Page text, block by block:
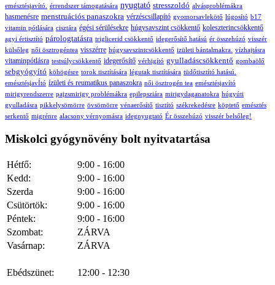
emésztésjavító.
érrendszer támogatására nyugtató stresszoldó alvásproblémákra
hasmenésre menstruációs panaszokra vérzéscsillapító gyomorsavlekötő lúgosító b17
vitamin pótlására cisztára égési sérülésekre húgysavszint csökkentő koleszterincsökkentő
agyi értisztító párologtatásra triglicerid csökkentő idegerősítő hatású ér összehúzó visszér
külsőleg női ösztrogéntea visszérre húgysavszintcsökkentő izületi bántalmakra. vízhajtásra
vitaminpótlásra testsúlycsökkentő idegerősítő vérhigító gyulladáscsökkentő gombaölő
sebgyógyító köhögésre torok tisztítására légutak tisztítására tüdőtisztító hatású.
emésztésjavÍtó ízületi és reumatikus panaszokra női ösztrogén tea emésztésjavító
mirigyrendszerre pajzsmirigy problémákra epilepsziára mirigydaganatokra húgyúti
gyulladásra pikkelysömörre övsömörre vénaerősítő tisztító székrekedésre köptető emésztés
serkentő migrénre alacsony vérnyomásra idegnyugtató Ér összehúzó visszér belsőleg!
Miskolci gyógynövény bolt nyitvatartása
Hétfő:
9:00 - 16:00
Kedd:
9:00 - 16:00
Szerda
9:00 - 16:00
Csütörtök:
9:00 - 16:00
Péntek:
9:00 - 16:00
Szombat:
ZÁRVA
Vasárnap:
ZÁRVA
Ebédszünet: 12:00 - 12:30